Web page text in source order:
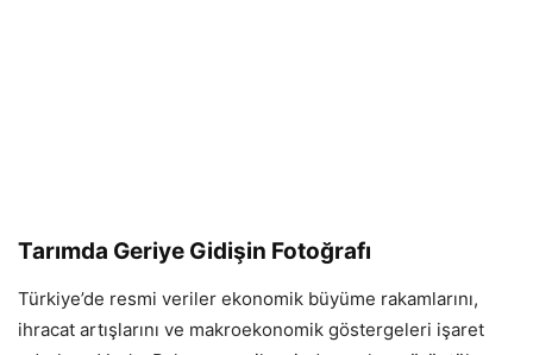
Tarımda Geriye Gidişin Fotoğrafı
Türkiye’de resmi veriler ekonomik büyüme rakamlarını,
ihracat artışlarını ve makroekonomik göstergeleri işaret